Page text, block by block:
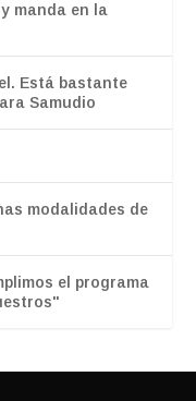
manda en la
Está bastante
Samudio
modalidades de
el programa